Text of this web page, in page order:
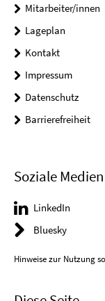
Mitarbeiter/innen
Lageplan
Kontakt
Impressum
Datenschutz
Barrierefreiheit
Soziale Medien
LinkedIn
Bluesky
Hinweise zur Nutzung